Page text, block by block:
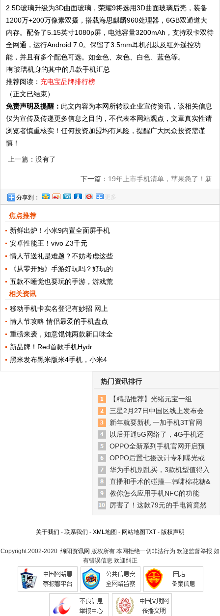
2.5D玻璃升级为3D曲面玻璃，荣耀9将选用3D曲面玻璃后壳，装备
1200万+200万像素双摄，搭载海思麒麟960处理器，6GB双通道大
内存。配备了5.15英寸1080p屏，电池容量3200mAh，支持双卡双待
全网通，运行Android 7.0。保留了3.5mm耳机孔以及红外遥控功
能，并且有多个配色可选。如金色、灰色、白色、蓝色等。
推荐阅读： 充电宝品牌排行榜
（正文已结束）
免责声明及提醒： 此文内容为本网所转载企业宣传资讯，该相关信息
仅为宣传及传递更多信息之目的，不代表本网站观点，文章真实性请
浏览者慎重核实！任何投资加盟均有风险，提醒广大民众投资需谨
慎！
上一篇：没有了
下一篇： 19年上市手机清单，苹果急了！新
分享到： 更多
焦点推荐
新鲜出炉！小米9内置全面屏手机
安卓性能王！vivo Z3千元
情人节送礼是难题？不妨考虑这些
《从零开始》手游好玩吗？好玩的
五款不睡觉也要玩的手游，游戏荒
相关资讯
移动手机卡实名登记有妙招 网上
情人节攻略 情侣最爱的手机盘点
重磅来袭，如意馄饨两款新口味全
新品牌！Red首款手机Hydr
黑米发布黑米版米4手机，小米4
热门资讯排行
【精品推荐】光绪元宝一组
三星2月27日中国区线上发布会
新年就要新机 一加手机3T官网
以后开通5G网络了，4G手机还
OPPO全新系列手机官网开启预
OPPO后置七摄设计专利曝光或
华为手机别乱买，3款机型值得入
直播和手术的碰撞—韩啸棉花糖&
教你怎么应用手机NFC的功能
厉害了！这款79元的手电筒竟然
关于我们 - 联系我们 - XML地图 - 网站地图TXT- 版权声明
Copyright.2002-2020 绵阳资讯网 版权所有 本网拒绝一切非法行为 欢迎监督举报 如
有错误信息 欢迎纠正